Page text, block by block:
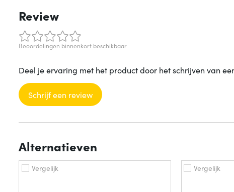
Review
Beoordelingen binnenkort beschikbaar
Deel je ervaring met het product door het schrijven van
Schrijf een review
Alternatieven
Vergelijk Vergelijk